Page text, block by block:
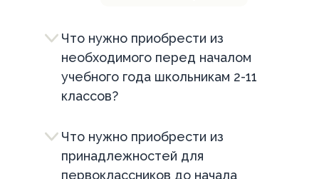
Что нужно приобрести из
необходимого перед началом
учебного года школьникам 2-11
классов?
Что нужно приобрести из
принадлежностей для
первоклассников до начала